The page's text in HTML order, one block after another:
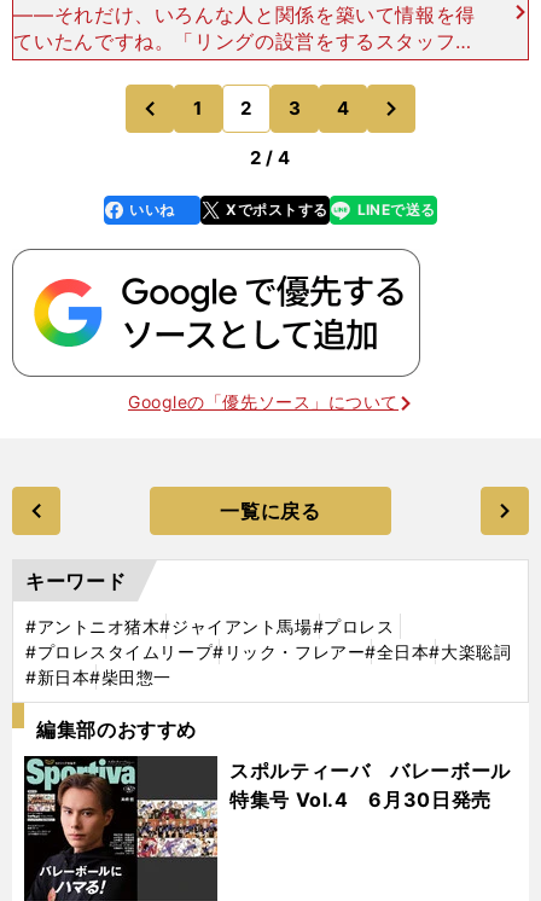
――それだけ、いろんな人と関係を築いて情報を得
ていたんですね。「リングの設営をするスタッフの
人たちとも仲良くなって、時にはリングトラックに
乗って一緒に移動し、彼らからも情報をもらいまし
たね。1988
前
のページへ
1 2 3 4
のページへ
2 / 4
faceboo
k
いいね Xでポストする
line LINEで送る
Googleの「優先ソース」について
一覧に戻る
キーワード
#アントニオ猪木#ジャイアント馬場#プロレス
#プロレスタイムリープ#リック・フレアー#全日本#大楽聡詞
#新日本#柴田惣一
編集部のおすすめ
スポルティーバ バレーボール
特集号 Vol.4 6月30日発売